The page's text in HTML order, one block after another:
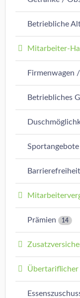
Betriebliche
Mitarbeiter-
Firmenwagen
Betriebliches
Sportangebote
Barrierefreiheit
Prämien 14
Übertariflicher